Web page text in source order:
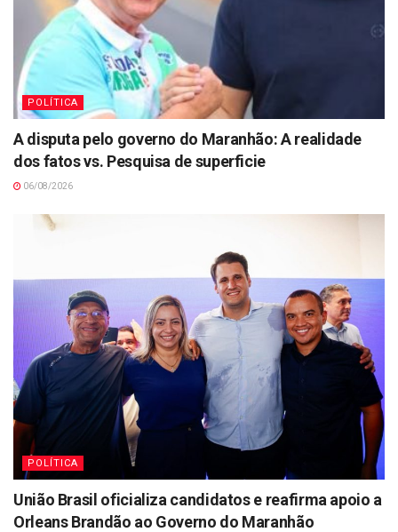
POLÍTICA
A disputa pelo governo do Maranhão: A realidade
dos fatos vs. Pesquisa de superficie
06/08/2026
POLÍTICA
União Brasil oficializa candidatos e reafirma apoio a
Orleans Brandão ao Governo do Maranhão